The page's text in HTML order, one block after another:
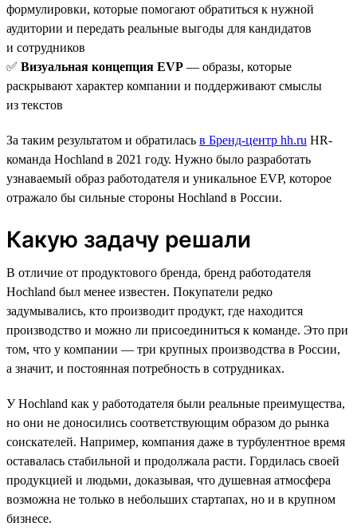
формулировки, которые помогают обратиться к нужной
аудитории и передать реальные выгоды для кандидатов
и сотрудников
✅ Визуальная концепция EVP — образы, которые
раскрывают характер компании и поддерживают смыслы
из текстов
За таким результатом и обратилась в Бренд-центр hh.ru HR-
команда Hochland в 2021 году. Нужно было разработать
узнаваемый образ работодателя и уникальное EVP, которое
отражало бы сильные стороны Hochland в России.
Какую задачу решали
В отличие от продуктового бренда, бренд работодателя
Hochland был менее известен. Покупатели редко
задумывались, кто производит продукт, где находится
производство и можно ли присоединиться к команде. Это при
том, что у компании — три крупных производства в России,
а значит, и постоянная потребность в сотрудниках.
У Hochland как у работодателя были реальные преимущества,
но они не доносились соответствующим образом до рынка
соискателей. Например, компания даже в турбулентное время
оставалась стабильной и продолжала расти. Гордилась своей
продукцией и людьми, доказывая, что душевная атмосфера
возможна не только в небольших стартапах, но и в крупном
бизнесе.